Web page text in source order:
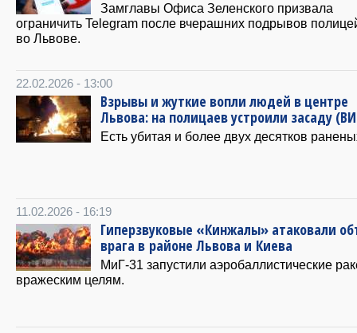
Замглавы Офиса Зеленского призвала
ограничить Telegram после вчерашних подрывов
во Львове.
22.02.2026 - 13:00
Взрывы и жуткие вопли людей в центре
Львова: на полицаев устроили засаду
Есть убитая и более двух десятков
11.02.2026 - 16:19
Гиперзвуковые «Кинжалы» атаковали
врага в районе Львова и Киева
МиГ-31 запустили аэробаллистические
вражеским целям.